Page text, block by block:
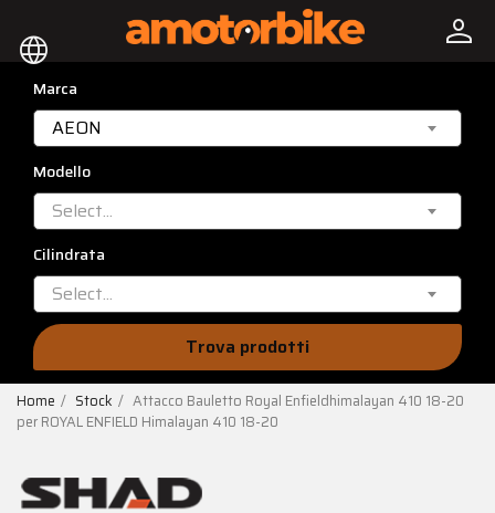
language person
Marca
AEON
Modello
Select...
Cilindrata
Select...
Trova prodotti
Home Stock
Attacco Bauletto Royal Enfieldhimalayan 410 18-20
per ROYAL ENFIELD Himalayan 410 18-20